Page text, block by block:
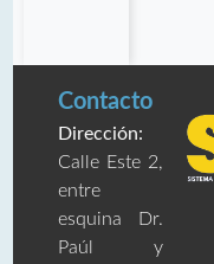
Contacto
Dirección:
Calle Este 2,
entre
esquina Dr.
Paúl y